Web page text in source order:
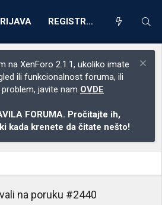
REGISTRACIJA
na XenForo 2.1.1, ukoliko imate
ili funkcionalnost foruma, ili
javite nam OVDE
FORUMA. Pročitajte ih,
kada krenete da čitate nešto!
na poruku #2440